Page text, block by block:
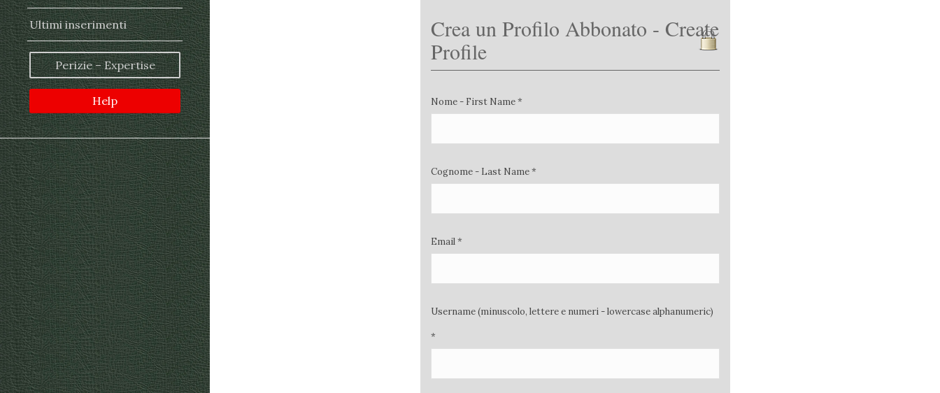
Ultimi inserimenti
Perizie – Expertise
Help
Crea un Profilo Abbonato - Create
Profile
Nome - First Name *
Cognome - Last Name *
Email *
Username (minuscolo, lettere e numeri - lowercase alphanumeric)
*